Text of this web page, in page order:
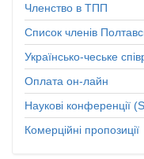
Членство в ТПП
Список членів
Українсько-чеське
Оплата он-лайн
Наукові конференції
Комерційні пропозиції